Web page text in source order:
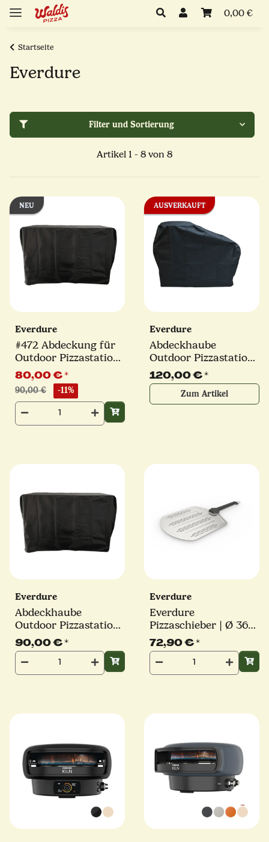
0,00 €
Startseite
Everdure
Filter und Sortierung
Artikel 1 - 8 von 8
NEU
Everdure
#472 Abdeckung für
Outdoor Pizzastation
| Everdure
80,00 €*
90,00 € -11%
AUSVERKAUFT
Everdure
Abdeckhaube
Outdoor Pizzastation
+ KILN Pizzaofen |
Everdure
120,00 €*
Zum Artikel
Everdure
Abdeckhaube
Outdoor Pizzastation
| Everdure
90,00 €*
Everdure
Everdure
Pizzaschieber | Ø 36
cm | Stiel: 35,5 cm |
Aluminium
72,90 €*